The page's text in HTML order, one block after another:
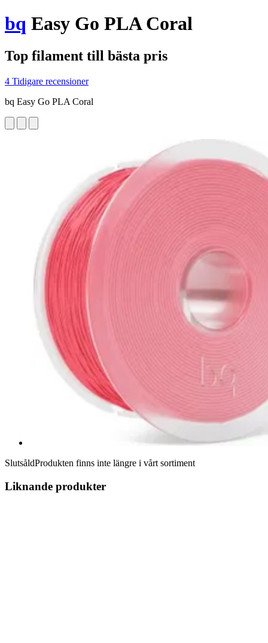
bq Easy Go PLA Coral
Top filament till bästa pris
4 Tidigare recensioner
bq Easy Go PLA Coral
SlutsåldProdukten finns inte längre i vårt sortiment
Liknande produkter